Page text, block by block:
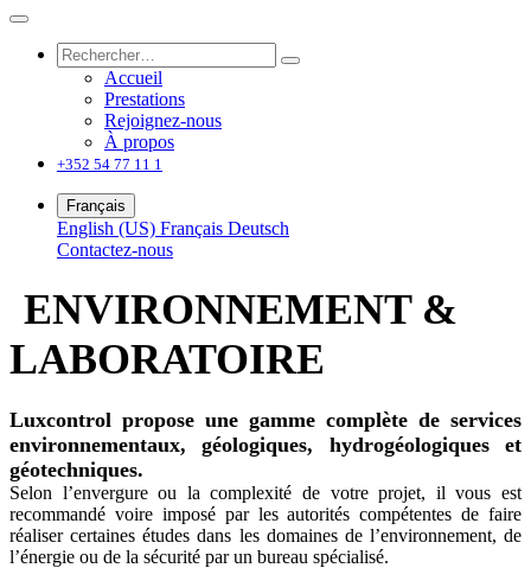
Accueil
Prestations
Rejoignez-nous
À propos
+352 54 77 11 1
Français
English (US) Français Deutsch
Contactez-nous
ENVIRONNEMENT &
LABORATOIRE
Luxcontrol propose une gamme complète de services
environnementaux, géologiques, hydrogéologiques et
géotechniques.
Selon l’envergure ou la complexité de votre projet, il vous est
recommandé voire imposé par les autorités compétentes de faire
réaliser certaines études dans les domaines de l’environnement, de
l’énergie ou de la sécurité par un bureau spécialisé.